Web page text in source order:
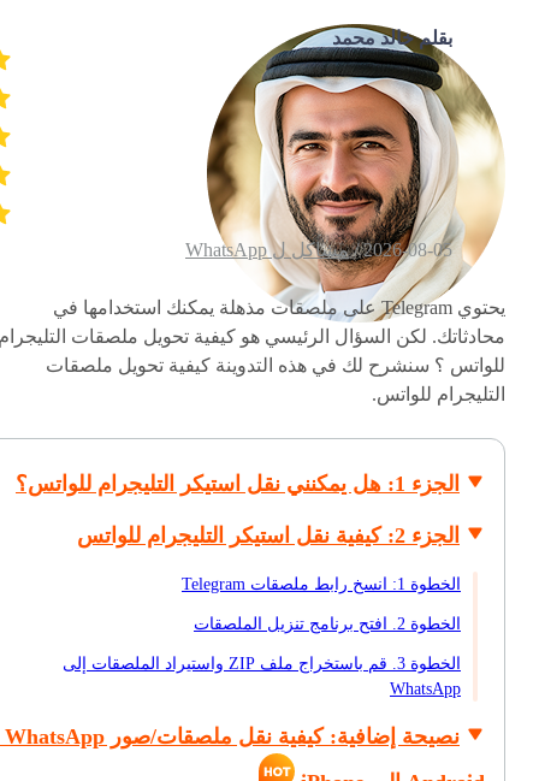
بقلم خالد محمد
2026-08-05 / مشاكل ل WhatsApp
يحتوي Telegram على ملصقات مذهلة يمكنك استخدامها في
محادثاتك. لكن السؤال الرئيسي هو كيفية تحويل ملصقات
للواتس ؟ سنشرح لك في هذه التدوينة كيفية تحويل ملصقات
التليجرام للواتس.
الجزء 1: هل يمكنني نقل استيكر التليجرام للواتس؟
الجزء 2: كيفية نقل استيكر التليجرام للواتس
الخطوة 1: انسخ رابط ملصقات Telegram
الخطوة 2. افتح برنامج تنزيل الملصقات
الخطوة 3. قم باستخراج ملف ZIP واستيراد الملصقات إلى
WhatsApp